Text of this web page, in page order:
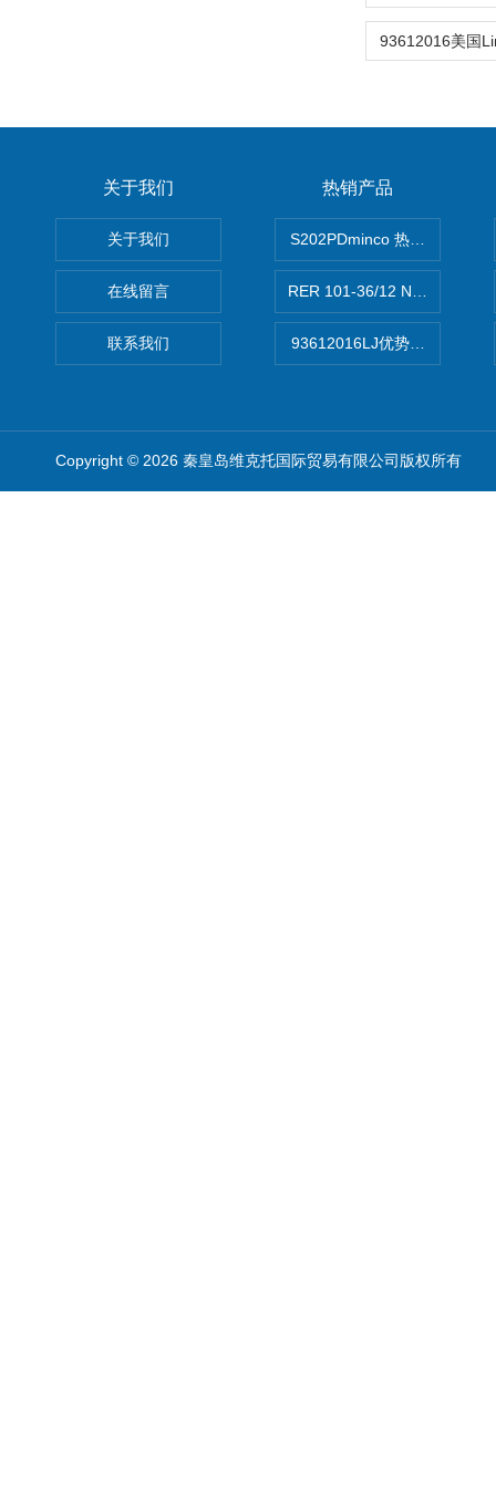
关于我们
关于我们
在线留言
联系我们
热销产品
S202PDminco 热电阻
RER 101-36/12 NHH离心
93612016LJ优势供应美国
Copyright © 2026 秦皇岛维克托国际贸易有限公司版权所有